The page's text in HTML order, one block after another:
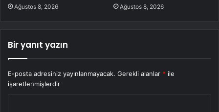
Ağustos 8, 2026 Ağustos 8, 2026
Bir yanıt yazın
E-posta adresiniz yayınlanmayacak. Gerekli alanlar * ile
işaretlenmişlerdir